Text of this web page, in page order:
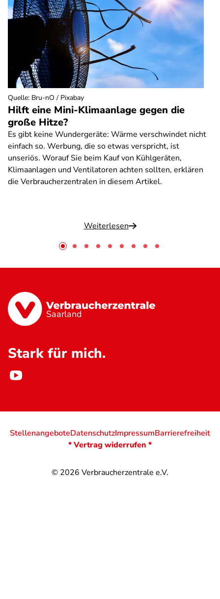
Hilft eine Mini-Klimaanlage gegen die
große Hitze?
Es gibt keine Wundergeräte: Wärme verschwindet nicht
einfach so. Werbung, die so etwas verspricht, ist
unseriös. Worauf Sie beim Kauf von Kühlgeräten,
Klimaanlagen und Ventilatoren achten sollten, erklären
die Verbraucherzentralen in diesem Artikel.
Weiterlesen
Quelle: Bru-nO / Pixabay
Saarland
Stark für mich.
© 2026 Verbraucherzentrale e.V.
StellenangeboteDatenschutzImpressumBarrierefreiheit
* Vertrag widerrufen *